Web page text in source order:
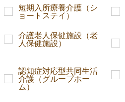
短期入所療養介護（シ
ョートステイ）
介護老人保健施設（老
人保健施設）
認知症対応型共同生活
介護（グループホー
ム）